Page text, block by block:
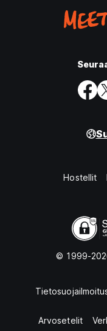
Hostellit
© 1999-
Arvosetelit